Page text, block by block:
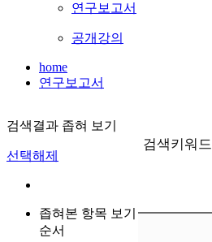
연구보고서
공개강의
home
연구보고서
검색결과 좁혀 보기
선택해제
좁혀본 항목 보기
순서
검색키워드